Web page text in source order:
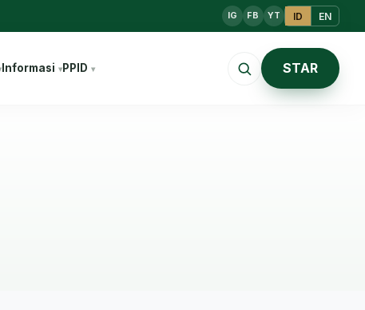
IG FB YT ID EN
Informasi PPID STAR